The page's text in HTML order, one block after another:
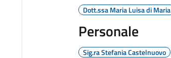
Dott.ssa Maria Luisa di Maria
Personale
Sig.ra Stefania Castelnuovo